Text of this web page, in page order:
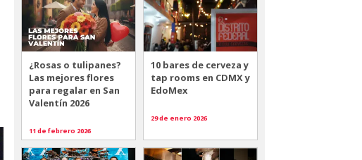
¿Rosas o tulipanes?
Las mejores flores
para regalar en San
Valentín 2026
11 de febrero 2026
10 bares de cerveza y
tap rooms en CDMX y
EdoMex
29 de enero 2026